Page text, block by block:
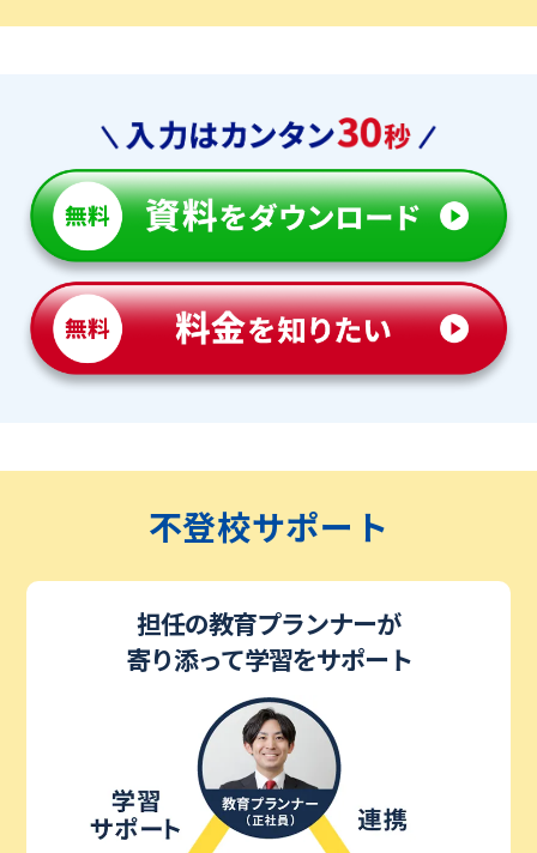
不登校サポート
担任の教育プランナーが
寄り添って学習をサポート